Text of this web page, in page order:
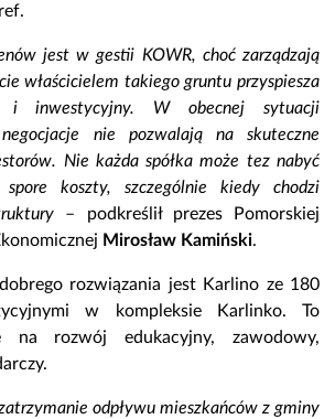
jest w gestii KOWR, choć zarządzają
właścicielem takiego gruntu przyspiesza
i inwestycyjny. W obecnej sytuacji
nie pozwalają na skuteczne
Nie każda spółka może tez nabyć
koszty, szczególnie kiedy chodzi
– podkreślił prezes Pomorskiej
Mirosław Kamiński.
rozwiązania jest Karlino ze 180
w kompleksie Karlinko. To
na rozwój edukacyjny, zawodowy,
odpływu mieszkańców z gminy